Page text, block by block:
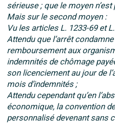
sérieuse ; que le moyen n’est
Mais sur le second moyen :
Vu les articles L. 1233-69 et
Attendu que l’arrêt
remboursement aux
indemnités de chômage
son licenciement au jour de
mois d’indemnités ;
Attendu cependant qu’en
économique, la convention
personnalisé devenant sans